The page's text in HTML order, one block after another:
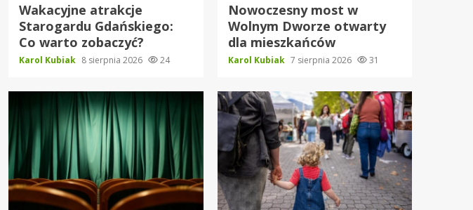
Wakacyjne atrakcje
Starogardu Gdańskiego:
Co warto zobaczyć?
Karol Kubiak 8 sierpnia 2026 24
Nowoczesny most w
Wolnym Dworze otwarty
dla mieszkańców
Karol Kubiak 7 sierpnia 2026 31